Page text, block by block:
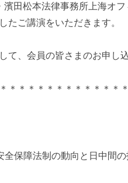
濱田松本法律事務所上海オ
たご講演をいただきます。
て、会員の皆さまのお申し
＊＊＊＊＊＊＊＊＊＊＊＊
保障法制の動向と日中間の